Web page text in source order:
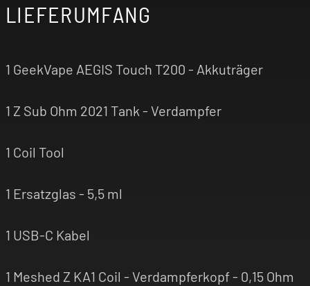
LIEFERUMFANG
1 GeekVape AEGIS Touch T200 - Akkuträger
1 Z Sub Ohm 2021 Tank - Verdampfer
1 Coil Tool
1 Ersatzglas - 5,5 ml
1 USB-C Kabel
1 Meshed Z KA1 Coil - Verdampferkopf - 0,15 Ohm